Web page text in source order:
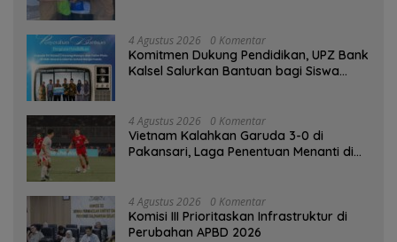
4 Agustus 2026 0 Komentar
Komitmen Dukung Pendidikan, UPZ Bank
Kalsel Salurkan Bantuan bagi Siswa
4 Agustus 2026 0 Komentar
Vietnam Kalahkan Garuda 3-0 di
Pakansari, Laga Penentuan Menanti di
4 Agustus 2026 0 Komentar
‎Komisi III Prioritaskan Infrastruktur di
Perubahan APBD 2026